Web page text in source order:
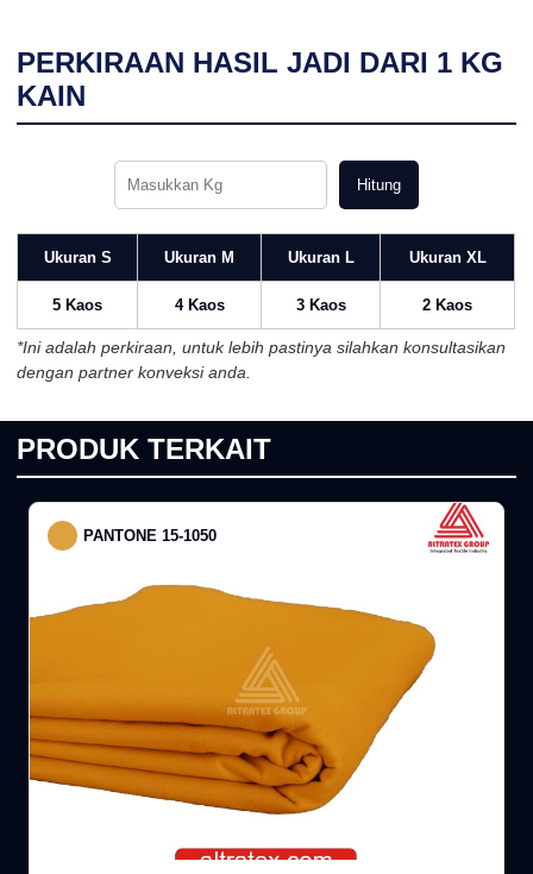
PERKIRAAN HASIL JADI DARI 1 KG
KAIN
Hitung
Ukuran S Ukuran M Ukuran L Ukuran XL
5 Kaos 4 Kaos 3 Kaos 2 Kaos
*Ini adalah perkiraan, untuk lebih pastinya silahkan konsultasikan
dengan partner konveksi anda.
PRODUK TERKAIT
PANTONE 15-1050